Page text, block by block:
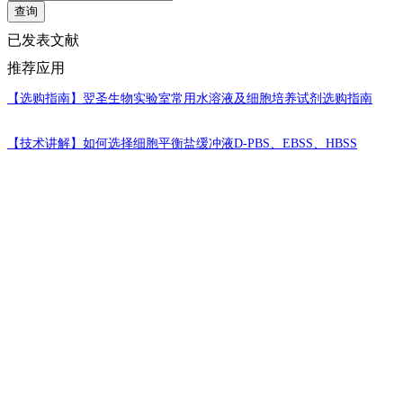
查询
已发表文献
推荐应用
【选购指南】 翌圣生物实验室常用水溶液及细胞培养试剂选购指南
【技术讲解】 如何选择细胞平衡盐缓冲液D-PBS、EBSS、HBSS